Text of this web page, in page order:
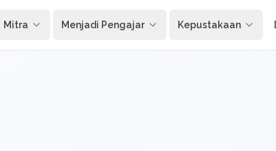
Mitra Menjadi Pengajar Kepustakaan